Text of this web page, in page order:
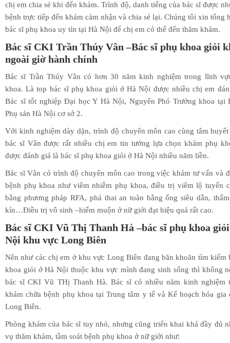
chị em chia sẻ khi đến khám. Trình độ, danh tiếng của bác sĩ được
bệnh trực tiếp đến khám cảm nhận và chia sẻ lại. Chúng tôi xin tổng
bác sĩ phụ khoa uy tín tại Hà Nội để chị em có thể đến thăm khám.
Bác sĩ CKI Trần Thúy Vân –Bác sĩ phụ khoa giỏi
ngoài giờ hành chính
Bác sĩ Trần Thúy Vân có hơn 30 năm kinh nghiệm trong lĩnh
khoa. Là top bác sĩ phụ khoa giỏi ở Hà Nội được nhiều chị em
Bác sĩ tốt nghiệp Đại học Y Hà Nội, Nguyên Phó Trưởng khoa tại
Phụ sản Hà Nội cơ sở 2.
Với kinh nghiệm dày dặn, trình độ chuyên môn cao cùng tâm
bác sĩ Vân được rất nhiều chị em tin tưởng lựa chọn khám phụ
được đánh giá là bác sĩ phụ khoa giỏi ở Hà Nội nhiều năm liền.
Bác sĩ Vân có trình độ chuyên môn cao trong việc khám tư vấn và
bệnh phụ khoa như viêm nhiễm phụ khoa, điều trị viêm lộ tuyến
bằng phương pháp RFA, phá thai an toàn bằng ống siêu dẫn,
kín…Điều trị vô sinh –hiếm muộn ở nữ giới đạt hiệu quả rất cao.
Bác sĩ CKI Vũ Thị Thanh Hà –bác sĩ phụ khoa
Nội khu vực Long Biên
Nên như các chị em ở khu vực Long Biên đang băn khoăn tìm kiếm
khoa giỏi ở Hà Nội thuộc khu vực mình đang sinh sống thì không
bác sĩ CKI Vũ THị Thanh Hà. Bác sĩ có nhiều năm kinh nghiệm
khám chữa bệnh phụ khoa tại Trung tâm y tế và Kế hoạch hóa gia
Long Biên.
Phòng khám của bác sĩ tuy nhỏ, nhưng cũng triển khai khá đầy đủ
vụ thăm khám, tầm soát bệnh phụ khoa ở nữ giới như: